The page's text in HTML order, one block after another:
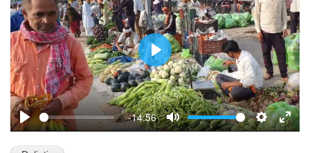
P
l
-14:56
M
S
E
P
l
a
y